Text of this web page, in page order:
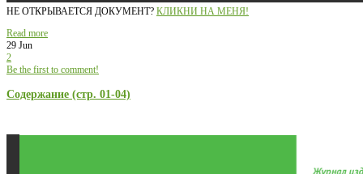
НЕ ОТКРЫВАЕТСЯ ДОКУМЕНТ? КЛИКНИ НА МЕНЯ!
Read more
29 Jun
2
Be the first to comment!
Содержание (стр. 01-04)